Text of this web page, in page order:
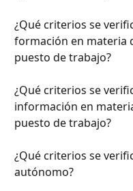
¿Qué criterios se
formación en materia
puesto de trabajo?
¿Qué criterios se
información en
puesto de trabajo?
¿Qué criterios se
autónomo?